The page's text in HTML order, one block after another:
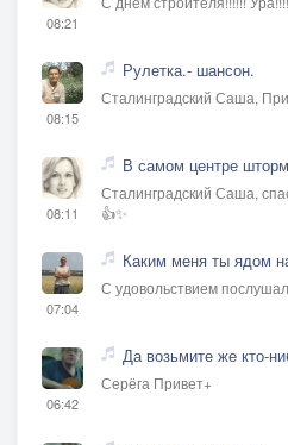
08:21
08:15
Рулетка.- шансон.
Сталинградский Саша,
08:11
В самом центре
Сталинградский Саша,
👍✨
07:04
Каким меня ты ядом
С удовольствием
06:42
Да возьмите же кто-
Серёга Привет+